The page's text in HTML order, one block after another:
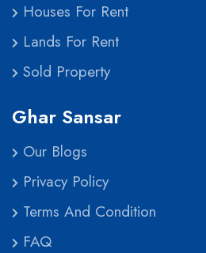
Houses For Rent
Lands For Rent
Sold Property
Ghar Sansar
Our Blogs
Privacy Policy
Terms And Condition
FAQ